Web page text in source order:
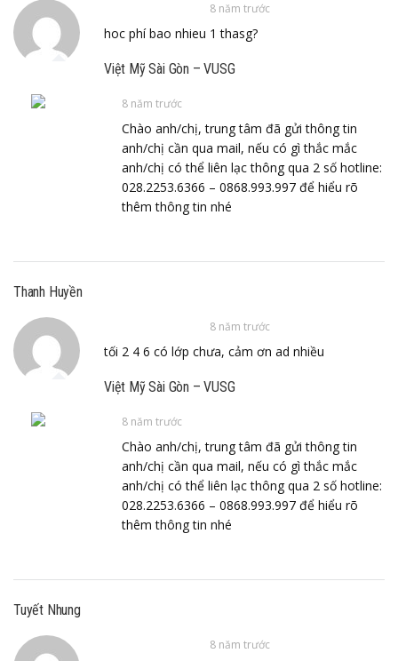
8 năm trước
hoc phí bao nhieu 1 thasg?
Việt Mỹ Sài Gòn – VUSG
8 năm trước
Chào anh/chị, trung tâm đã gửi thông tin
anh/chị cần qua mail, nếu có gì thắc mắc
anh/chị có thể liên lạc thông qua 2 số hotline:
028.2253.6366 – 0868.993.997 để hiểu rõ
thêm thông tin nhé
Thanh Huyền
8 năm trước
tối 2 4 6 có lớp chưa, cảm ơn ad nhiều
Việt Mỹ Sài Gòn – VUSG
8 năm trước
Chào anh/chị, trung tâm đã gửi thông tin
anh/chị cần qua mail, nếu có gì thắc mắc
anh/chị có thể liên lạc thông qua 2 số hotline:
028.2253.6366 – 0868.993.997 để hiểu rõ
thêm thông tin nhé
Tuyết Nhung
8 năm trước